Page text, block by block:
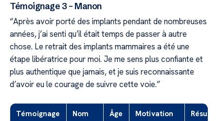
Témoignage 3 – Manon
“Après avoir porté des implants pendant de nombreuses
années, j’ai senti qu’il était temps de passer à autre
chose. Le retrait des implants mammaires a été une
étape libératrice pour moi. Je me sens plus confiante et
plus authentique que jamais, et je suis reconnaissante
d’avoir eu le courage de suivre cette voie.”
Témoignage Nom Âge Motivation